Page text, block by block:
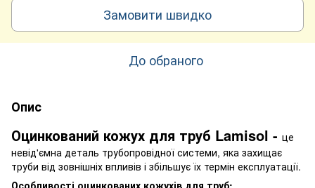
Замовити швидко
До обраного
Опис
Оцинкований кожух для труб Lamisol - це
невід'ємна деталь трубопровідної системи, яка захищає
труби від зовнішніх впливів і збільшує їх термін експлуатації.
Особливості оцинкованих кожухів для труб: